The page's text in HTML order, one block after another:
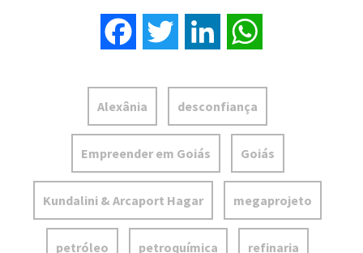
Empreender em Goiás Goiás
Kundalini & Arcaport Hagar megaprojeto
petróleo petroquímica refinaria